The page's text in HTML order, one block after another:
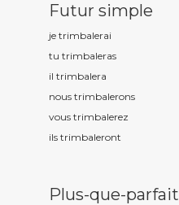
Futur simple
je trimbalerai
tu trimbaleras
il trimbalera
nous trimbalerons
vous trimbalerez
ils trimbaleront
Plus-que-parfait